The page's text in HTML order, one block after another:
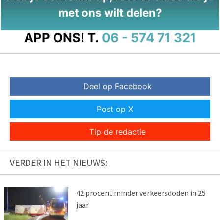
met ons wilt delen?
APP ONS! T. 06 - 574 71 321
Deel op Facebook
Post op X
Tip de redactie
VERDER IN HET NIEUWS:
42 procent minder verkeersdoden in 25
jaar